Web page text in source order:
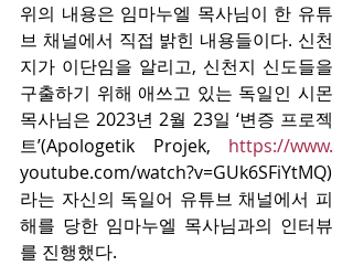
위의 내용은 임마누엘 목사님이 한 유튜
브 채널에서 직접 밝힌 내용들이다. 신천
지가 이단임을 알리고, 신천지 신도들을
구출하기 위해 애쓰고 있는 독일인 시몬
목사님은 2023년 2월 23일 ‘변증 프로젝
트’(Apologetik Projek, https://www.
youtube.com/watch?v=GUk6SFiYtMQ)
라는 자신의 독일어 유튜브 채널에서 피
해를 당한 임마누엘 목사님과의 인터뷰
를 진행했다.